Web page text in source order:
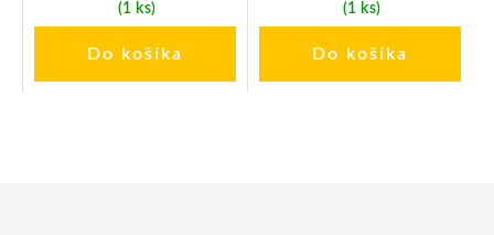
(1 ks)
Do košíka
(1 ks)
Do košíka